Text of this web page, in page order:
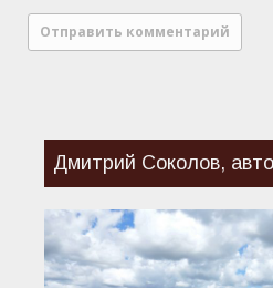
Дмитрий Соколов,